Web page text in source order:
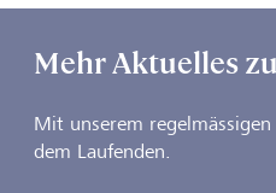
Mehr Aktuelles
Mit unserem
dem Laufenden.